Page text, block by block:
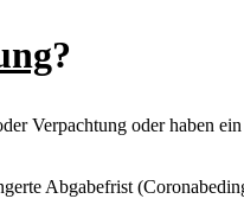
?
Verpachtung oder haben
Abgabefrist